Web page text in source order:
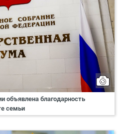
объявлена благодарность
семьи